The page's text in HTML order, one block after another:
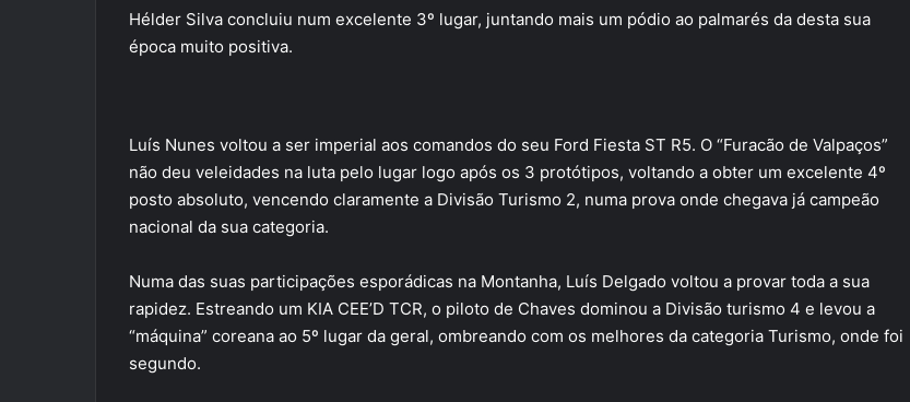
Hélder Silva concluiu num excelente 3º lugar, juntando mais um pódio ao palmarés da desta sua
época muito positiva.
Luís Nunes voltou a ser imperial aos comandos do seu Ford Fiesta ST R5. O “Furacão de Valpaços”
não deu veleidades na luta pelo lugar logo após os 3 protótipos, voltando a obter um excelente 4º
posto absoluto, vencendo claramente a Divisão Turismo 2, numa prova onde chegava já campeão
nacional da sua categoria.
Numa das suas participações esporádicas na Montanha, Luís Delgado voltou a provar toda a sua
rapidez. Estreando um KIA CEE’D TCR, o piloto de Chaves dominou a Divisão turismo 4 e levou a
“máquina” coreana ao 5º lugar da geral, ombreando com os melhores da categoria Turismo, onde foi
segundo.